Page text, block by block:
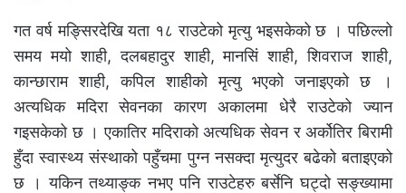
गत वर्ष मङ्सिरदेखि यता १८ राउटेको मृत्यु भइसकेको छ । पछिल्लो
समय मयो शाही, दलबहादुर शाही, मानसिं शाही, शिवराज शाही,
कान्छाराम शाही, कपिल शाहीको मृत्यु भएको जनाइएको छ ।
अत्यधिक मदिरा सेवनका कारण अकालमा धेरै राउटेको ज्यान
गइसकेको छ । एकातिर मदिराको अत्यधिक सेवन र अर्कोतिर बिरामी
हुँदा स्वास्थ्य संस्थाको पहुँचमा पुग्न नसक्दा मृत्युदर बढेको बताइएको
छ । यकिन तथ्याङ्क नभए पनि राउटेहरु बर्सेनि घट्दो सङ्ख्यामा